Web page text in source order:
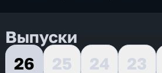
Выпуски
26
25 24 23